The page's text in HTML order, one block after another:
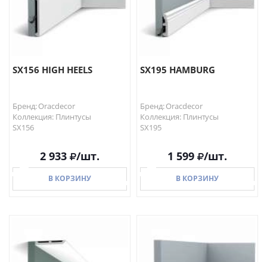
SX156 HIGH HEELS
Бренд: Oracdecor
Коллекция: Плинтусы
SX156
2 933 /шт.
В КОРЗИНУ
В КОРЗИНУ
SX195 HAMBURG
Бренд: Oracdecor
Коллекция: Плинтусы
SX195
1 599 /шт.
В КОРЗИНУ
В КОРЗИНУ